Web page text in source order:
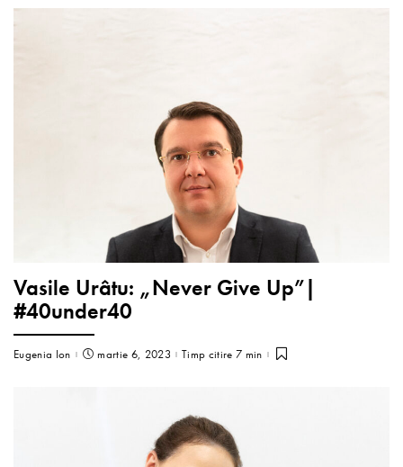
Vasile Urâtu: „Never Give Up”|
#40under40
Eugenia Ion martie 6, 2023 Timp citire 7 min